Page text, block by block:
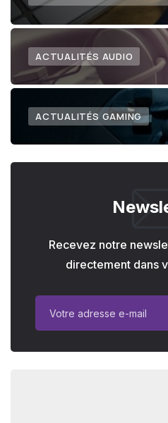
ACTUALITÉS AUDIO
ACTUALITÉS GAMING
Recevez notre
directement dans